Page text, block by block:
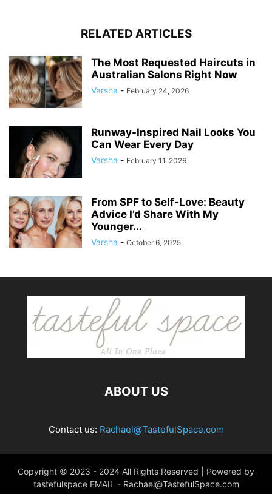
RELATED ARTICLES
The Most Requested Haircuts in
Australian Salons Right Now
Varsha - February 24, 2026
Runway-Inspired Nail Looks You
Can Wear Every Day
Varsha - February 11, 2026
From SPF to Self-Love: Beauty
Advice I’d Share With My
Younger...
Varsha - October 6, 2025
ABOUT US
Contact us: Rachael@TastefulSpace.com
Copyright © 2023 - 2024 All Rights Reserved | Powered by
tastefulspace EMAIL - Rachael@TastefulSpace.com